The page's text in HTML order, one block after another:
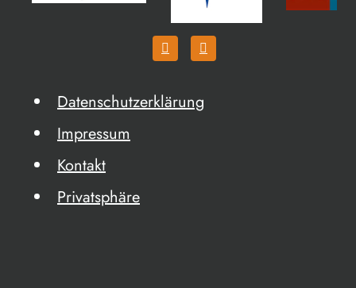
Datenschutzerklärung
Impressum
Kontakt
Privatsphäre